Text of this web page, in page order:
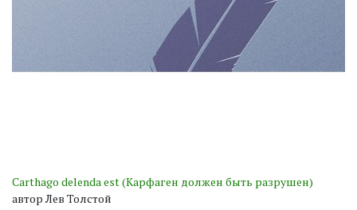
Carthago delenda est (Карфаген должен быть разрушен)
автор Лев Толстой